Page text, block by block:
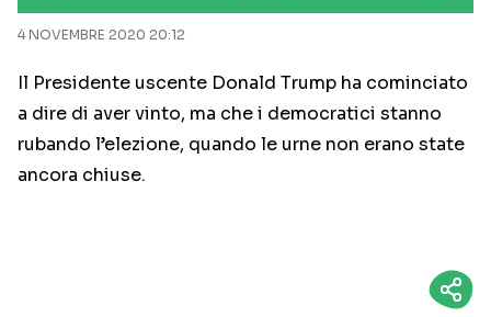
4 NOVEMBRE 2020 20:12
Il Presidente uscente Donald Trump ha cominciato
a dire di aver vinto, ma che i democratici stanno
rubando l’elezione, quando le urne non erano state
ancora chiuse.